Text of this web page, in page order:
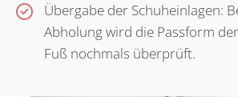
Übergabe der Schuheinlagen:
Abholung wird die Passform
Fuß nochmals überprüft.